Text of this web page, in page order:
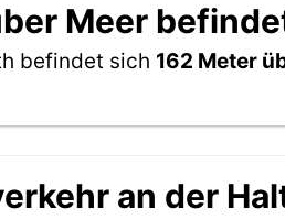
Meer
befindet sich 162 Meter
an der